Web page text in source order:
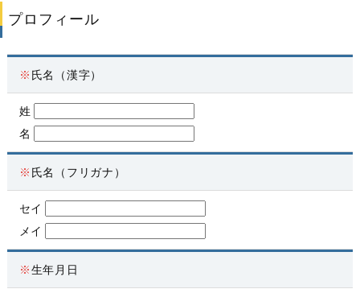
プロフィール
※ 氏名（漢字）
姓
名
※ 氏名（フリガナ）
セイ
メイ
※生年月日